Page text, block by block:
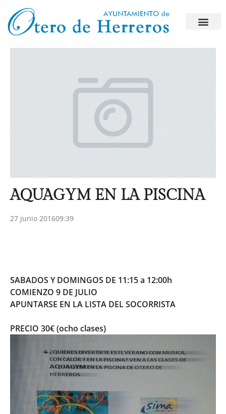
AQUAGYM EN LA PISCINA
27 junio 201609:39
SABADOS Y DOMINGOS DE 11:15 a 12:00h
COMIENZO 9 DE JULIO
APUNTARSE EN LA LISTA DEL SOCORRISTA
PRECIO 30€ (ocho clases)